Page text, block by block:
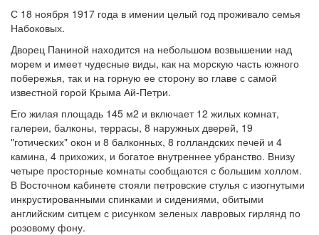
С 18 ноября 1917 года в имении целый год проживало семья
Набоковых.
Дворец Паниной находится на небольшом возвышении над
морем и имеет чудесные виды, как на морскую часть южного
побережья, так и на горную ее сторону во главе с самой
известной горой Крыма Ай-Петри.
Его жилая площадь 145 м2 и включает 12 жилых комнат,
галереи, балконы, террасы, 8 наружных дверей, 19
"готических" окон и 8 балконных, 8 голландских печей и 4
камина, 4 прихожих, и богатое внутреннее убранство. Внизу
четыре просторные комнаты сообщаются с большим холлом.
В Восточном кабинете стояли петровские стулья с изогнутыми
инкрустированными спинками и сидениями, обитыми
английским ситцем с рисунком зеленых лавровых гирлянд по
розовому фону.